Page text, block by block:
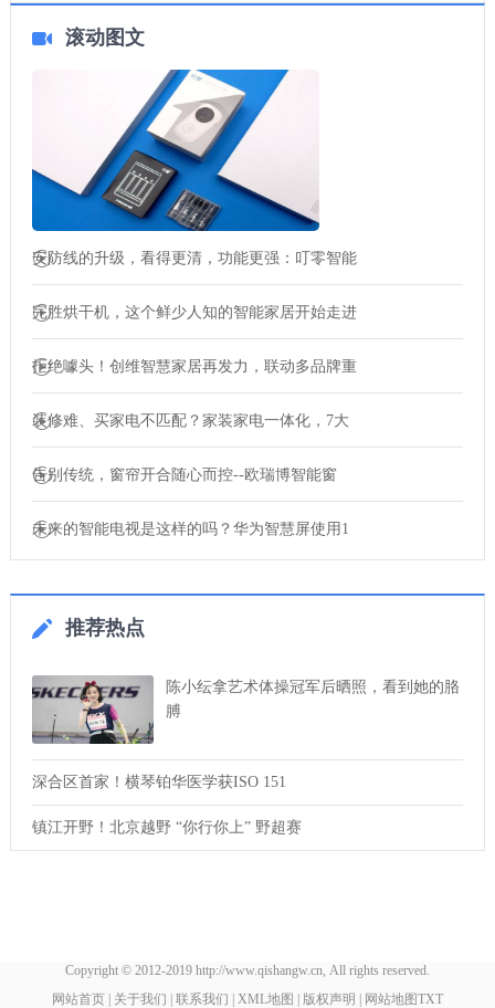
滚动图文
安防线的升级，看得更清，功能更强：叮零智能
完胜烘干机，这个鲜少人知的智能家居开始走进
拒绝噱头！创维智慧家居再发力，联动多品牌重
装修难、买家电不匹配？家装家电一体化，7大
告别传统，窗帘开合随心而控--欧瑞博智能窗
未来的智能电视是这样的吗？华为智慧屏使用1
推荐热点
陈小纭拿艺术体操冠军后晒照，看到她的胳
膊
深合区首家！横琴铂华医学获ISO 151
镇江开野！北京越野 “你行你上” 野超赛
Copyright © 2012-2019 http://www.qishangw.cn, All rights reserved.
网站首页
关于我们 联系我们 XML地图 版权声明 网站地图TXT